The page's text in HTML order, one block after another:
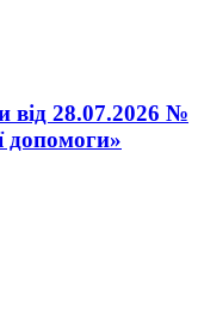
від 28.07.2026 №
допомоги»